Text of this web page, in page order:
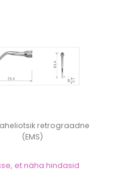
retrograadne
(EMS)
et näha hindasid